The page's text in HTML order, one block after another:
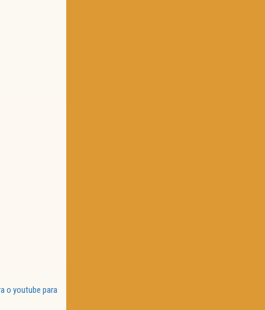
o youtube para